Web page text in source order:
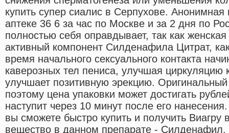
купить супер сиалис в Серпухове. Анонимная
аптеке 36 6 за час по Москве и за 2 дня по
полностью себя оправдывает, так как
активный компонент Силденафила Цитрат,
время начального сексуального контакта
каверозных тел пениса, улучшая циркуляцию
улучшает позитивную эрекцию. Оригинальный
поэтому цена упаковки может достигать
наступит через 10 минут после его
вы сможете быстро купить и получить
вещество в данном препарате -